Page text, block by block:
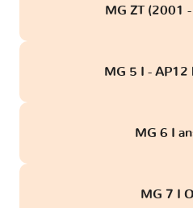
MG ZT (2001
MG 5 I - AP12
MG 6 I
MG 7 I